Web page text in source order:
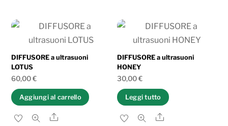
DIFFUSORE a ultrasuoni
LOTUS
60,00€
Aggiungi al carrello
Share
DIFFUSORE a ultrasuoni
HONEY
30,00€
Leggi tutto
Share